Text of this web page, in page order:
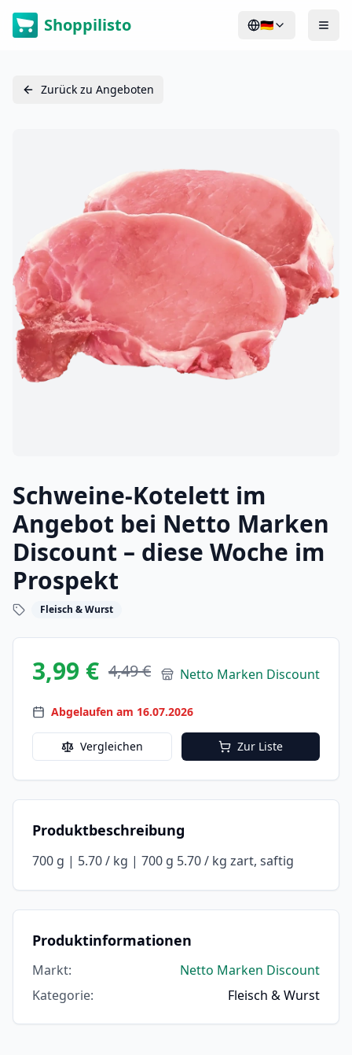
Shoppilisto 🇩🇪
Zurück zu Angeboten
Schweine-Kotelett im
Angebot bei Netto Marken
Discount – diese Woche im
Prospekt
Fleisch & Wurst
3,99 € 4,49 € Netto Marken Discount
Abgelaufen am 16.07.2026
Vergleichen Zur Liste
Produktbeschreibung
700 g | 5.70 / kg | 700 g 5.70 / kg zart, saftig
Produktinformationen
Markt:
Netto Marken Discount
Kategorie: Fleisch & Wurst